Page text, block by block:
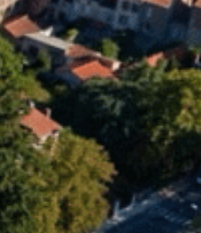
Services pratiques